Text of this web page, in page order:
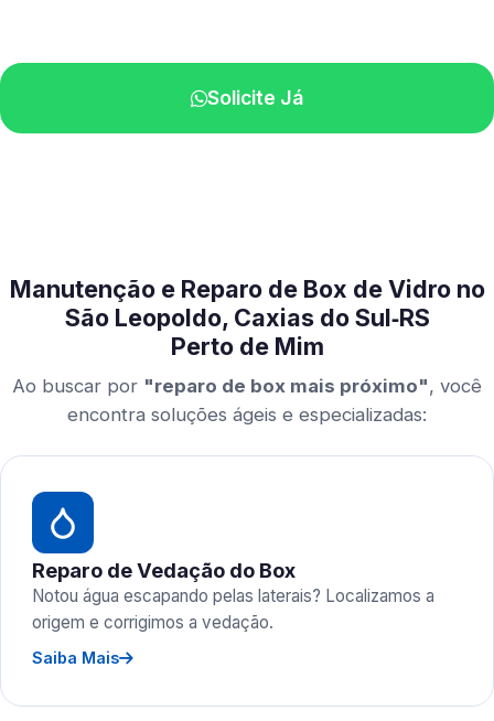
Solicite Já
Manutenção e Reparo de Box de Vidro no
São Leopoldo, Caxias do Sul‑RS
Perto de Mim
Ao buscar por "reparo de box mais próximo", você
encontra soluções ágeis e especializadas:
Reparo de Vedação do Box
Notou água escapando pelas laterais? Localizamos a
origem e corrigimos a vedação.
Saiba Mais